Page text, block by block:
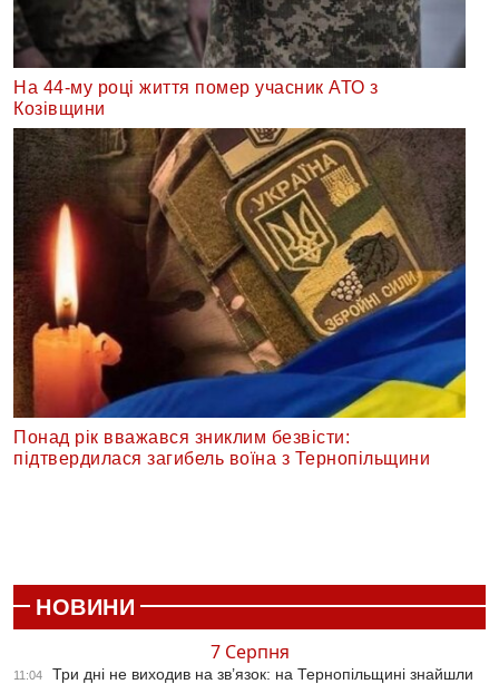
На 44-му році життя помер учасник АТО з
Козівщини
Понад рік вважався зниклим безвісти:
підтвердилася загибель воїна з Тернопільщини
НОВИНИ
7 Серпня
11:04 Три дні не виходив на зв’язок: на Тернопільщині знайшли